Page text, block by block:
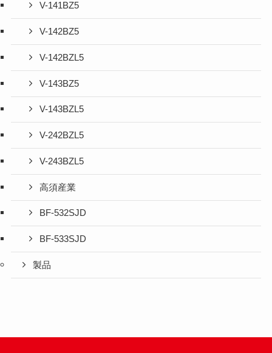
V-141BZ5
V-142BZ5
V-142BZL5
V-143BZ5
V-143BZL5
V-242BZL5
V-243BZL5
高須産業
BF-532SJD
BF-533SJD
製品